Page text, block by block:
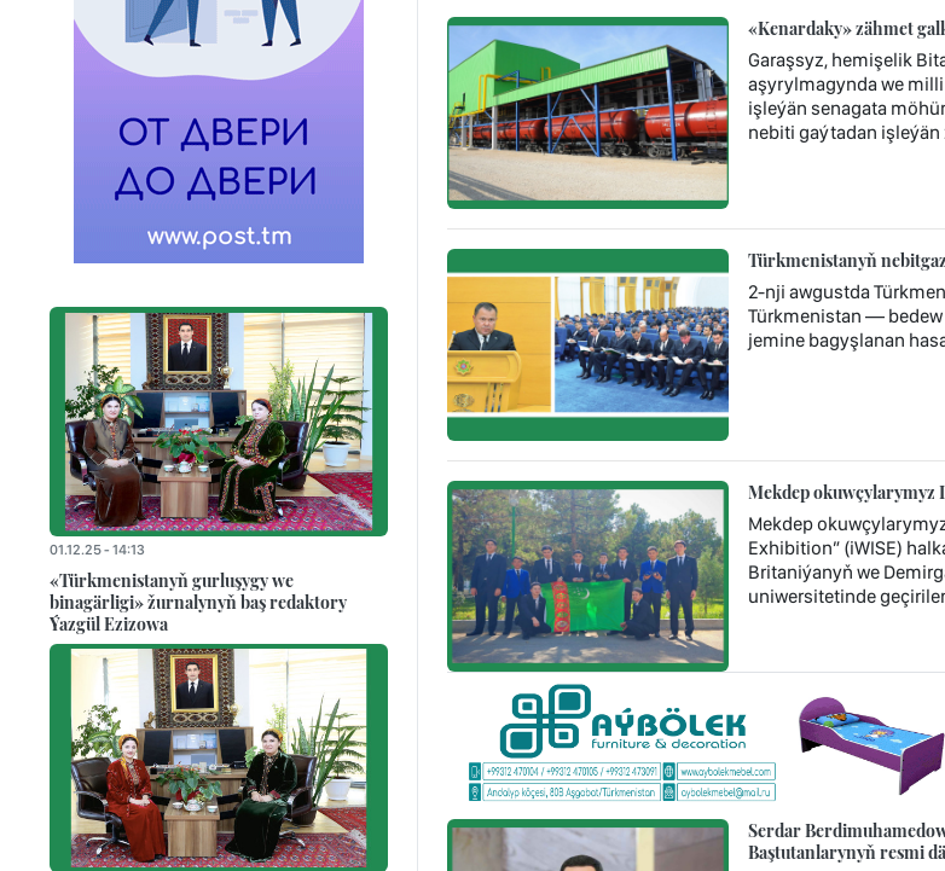
«Kenardaky» zähmet
Garaşsyz, hemişelik
aşyrylmagynda we
işleýän senagata
nebiti gaýtadan
Türkmenistanyň
2-nji awgustda
Türkmenistan —
jemine bagyşlanan
Mekdep okuwçylarymyz
Mekdep
Exhibition” (iWISE)
Britaniýanyň we
uniwersitetinde
Serdar
Baştutanlarynyň resmi
01.12.25 - 14:13
«Türkmenistanyň gurluşygy we
binagärligi» žurnalynyň baş redaktory
Ýazgül Ezizowa